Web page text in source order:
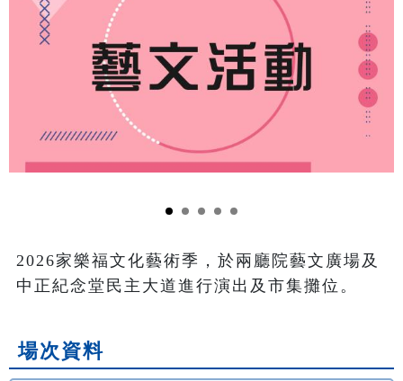
2026家樂福文化藝術季，於兩廳院藝文廣場及
中正紀念堂民主大道進行演出及市集攤位。
場次資料